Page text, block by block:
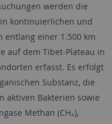
werden die
kontinuierlichen und
einer 1.500 km
auf dem Tibet-Plateau in
erfasst. Es erfolgt
Substanz, die
aktiven Bakterien sowie
Methan (CH₄),